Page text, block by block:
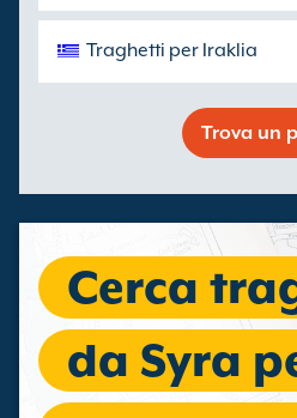
Traghetti per Iraklia
Trova un
Cerca
da Syra